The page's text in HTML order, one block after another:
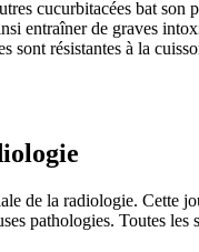
cucurbitacées bat
entraîner de graves
sont résistantes à la
de la radiologie. Cette
pathologies. Toutes